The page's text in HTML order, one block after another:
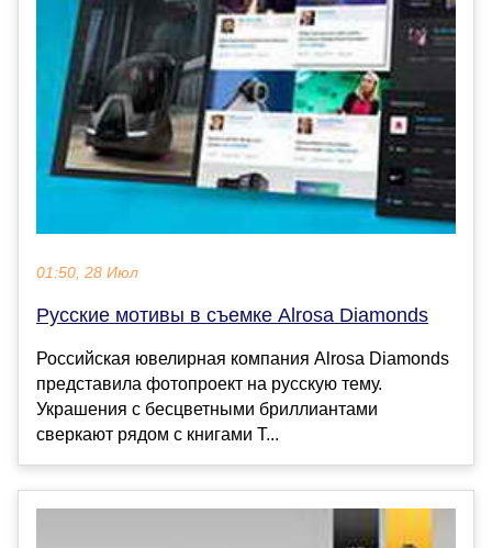
01:50, 28 Июл
Русские мотивы в съемке Alrosa Diamonds
Российская ювелирная компания Alrosa Diamonds
представила фотопроект на русскую тему.
Украшения с бесцветными бриллиантами
сверкают рядом с книгами Т...